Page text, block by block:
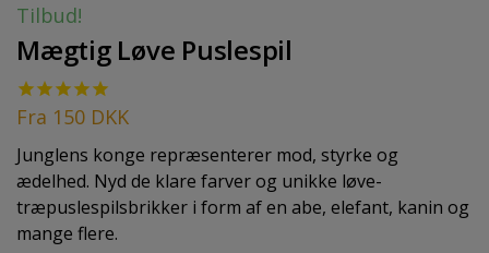
Tilbud!
Mægtig Løve Puslespil
Fra 150 DKK
Junglens konge repræsenterer mod, styrke og
ædelhed. Nyd de klare farver og unikke løve-
træpuslespilsbrikker i form af en abe, elefant, kanin og
mange flere.